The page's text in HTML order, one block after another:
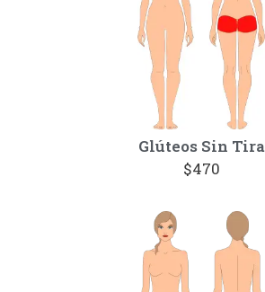
Glúteos Sin Tira
$470